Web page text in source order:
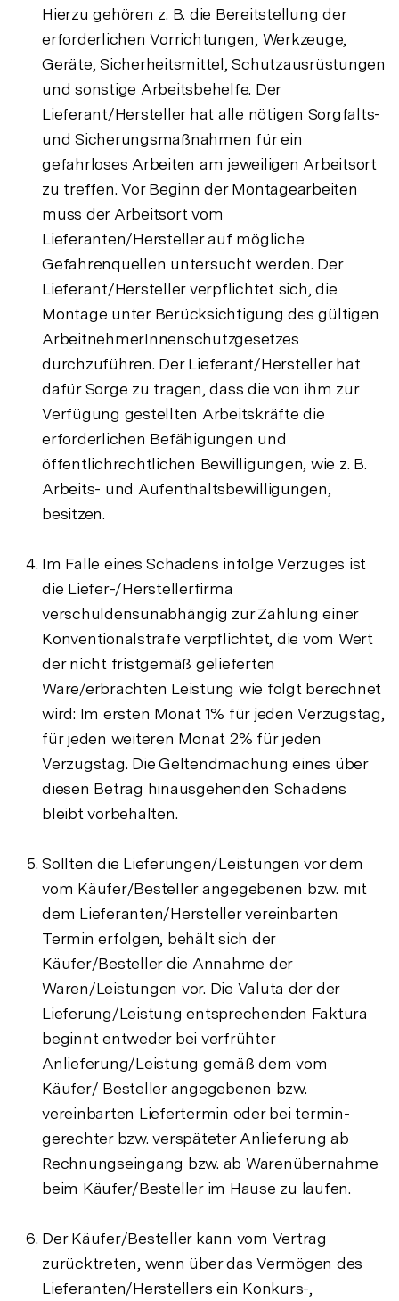
Hierzu gehören z. B. die Bereitstellung der
erforderlichen Vorrichtungen, Werkzeuge,
Geräte, Sicherheitsmittel, Schutzausrüstungen
und sonstige Arbeitsbehelfe. Der
Lieferant/Hersteller hat alle nötigen Sorgfalts-
und Sicherungsmaßnahmen für ein
gefahrloses Arbeiten am jeweiligen Arbeitsort
zu treffen. Vor Beginn der Montagearbeiten
muss der Arbeitsort vom
Lieferanten/Hersteller auf mögliche
Gefahrenquellen untersucht werden. Der
Lieferant/Hersteller verpflichtet sich, die
Montage unter Berücksichtigung des gültigen
ArbeitnehmerInnenschutzgesetzes
durchzuführen. Der Lieferant/Hersteller hat
dafür Sorge zu tragen, dass die von ihm zur
Verfügung gestellten Arbeitskräfte die
erforderlichen Befähigungen und
öffentlichrechtlichen Bewilligungen, wie z. B.
Arbeits- und Aufenthaltsbewilligungen,
besitzen.
Im Falle eines Schadens infolge Verzuges ist
die Liefer-/Herstellerfirma
verschuldensunabhängig zur Zahlung einer
Konventionalstrafe verpflichtet, die vom Wert
der nicht fristgemäß gelieferten
Ware/erbrachten Leistung wie folgt berechnet
wird: Im ersten Monat 1% für jeden Verzugstag,
für jeden weiteren Monat 2% für jeden
Verzugstag. Die Geltendmachung eines über
diesen Betrag hinausgehenden Schadens
bleibt vorbehalten.
Sollten die Lieferungen/Leistungen vor dem
vom Käufer/Besteller angegebenen bzw. mit
dem Lieferanten/Hersteller vereinbarten
Termin erfolgen, behält sich der
Käufer/Besteller die Annahme der
Waren/Leistungen vor. Die Valuta der der
Lieferung/Leistung entsprechenden Faktura
beginnt entweder bei verfrühter
Anlieferung/Leistung gemäß dem vom
Käufer/ Besteller angegebenen bzw.
vereinbarten Liefertermin oder bei termin-
gerechter bzw. verspäteter Anlieferung ab
Rechnungseingang bzw. ab Warenübernahme
beim Käufer/Besteller im Hause zu laufen.
Der Käufer/Besteller kann vom Vertrag
zurücktreten, wenn über das Vermögen des
Lieferanten/Herstellers ein Konkurs-,